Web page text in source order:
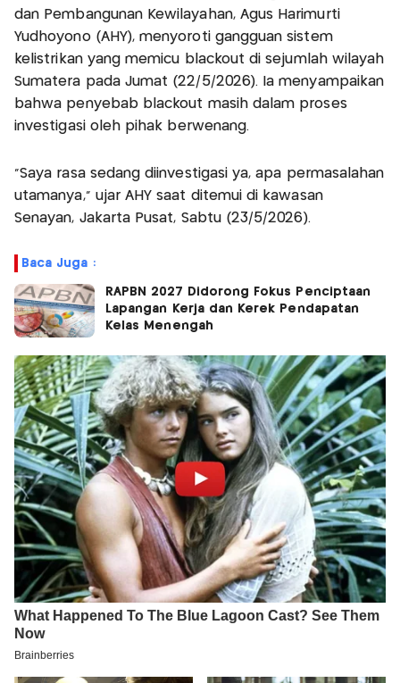
dan Pembangunan Kewilayahan, Agus Harimurti
Yudhoyono (AHY), menyoroti gangguan sistem
kelistrikan yang memicu blackout di sejumlah wilayah
Sumatera pada Jumat (22/5/2026). Ia menyampaikan
bahwa penyebab blackout masih dalam proses
investigasi oleh pihak berwenang.
“Saya rasa sedang diinvestigasi ya, apa permasalahan
utamanya,” ujar AHY saat ditemui di kawasan
Senayan, Jakarta Pusat, Sabtu (23/5/2026).
Baca Juga :
RAPBN 2027 Didorong Fokus Penciptaan
Lapangan Kerja dan Kerek Pendapatan
Kelas Menengah